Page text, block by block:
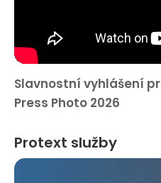
Slavnostní vyhlášení
Press Photo 2026
Protext služby